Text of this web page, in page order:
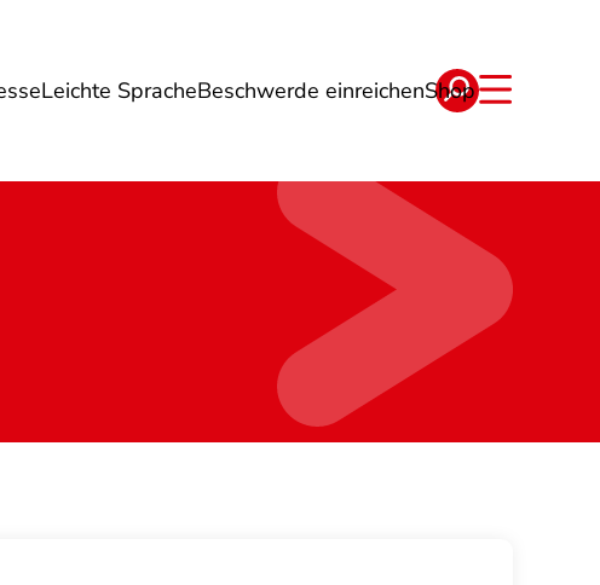
Leichte SpracheBeschwerde einreichenShop
Pflege Energie Reise Verträge